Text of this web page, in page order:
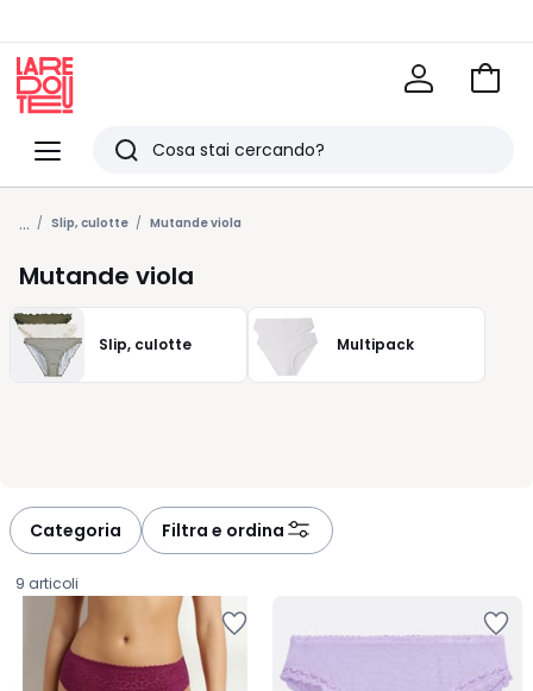
Menu
Redoute
Ricerca
Ultimi
articoli
visti
Vai
... Slip, culotte Mutande viola
Mutande viola
Slip, culotte Multipack
Categoria Filtra e ordina
9 articoli